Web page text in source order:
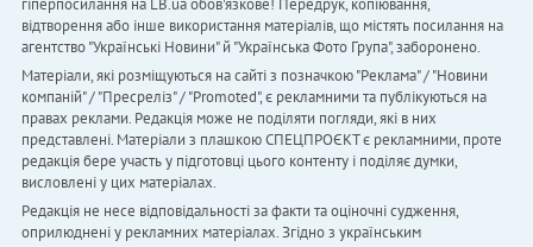
гіперпосилання на LB.ua обов'язкове! Передрук, копіювання,
відтворення або інше використання матеріалів, що містять посилання на
агентство "Українськi Новини" й "Українська Фото Група", заборонено.
Матеріали, які розміщуються на сайті з позначкою "Реклама" / "Новини
компаній" / "Пресреліз" / "Promoted", є рекламними та публікуються на
правах реклами. Редакція може не поділяти погляди, які в них
представлені. Матеріали з плашкою СПЕЦПРОЄКТ є рекламними, проте
редакція бере участь у підготовці цього контенту і поділяє думки,
висловлені у цих матеріалах.
Редакція не несе відповідальності за факти та оціночні судження,
оприлюднені у рекламних матеріалах. Згідно з українським